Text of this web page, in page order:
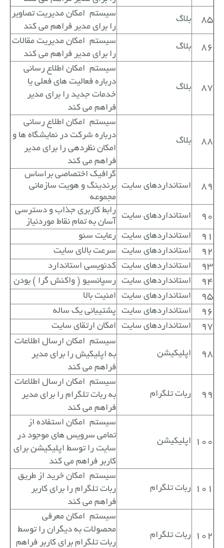
85 بلاگ
سیستم امکان مدیریت تصاویر
را برای مدیر فراهم می کند
86 بلاگ
سیستم امکان مدیریت مقالات
را برای مدیر فراهم می کند
87 بلاگ
سیستم امکان اطلاع رسانی
درباره فعالیت های فعلی یا
خدمات جدید را برای مدیر
فراهم می کند
88 بلاگ
سیستم امکان اطلاع رسانی
درباره شرکت در نمایشگاه ها و
امکان نظردهی را برای مدیر
فراهم می کند
89 استانداردهای سایت
گرافیک اختصاصی براساس
برندینگ و هویت سازمانی
مجموعه
90 استانداردهای سایت
رابط کاربری جذاب و دسترسی
آسان به تمام نقاط موردنیاز
91 استانداردهای سایت رعایت سئو
92 استانداردهای سایت سرعت بالای سایت
93 استانداردهای سایت کدنویسی استاندارد
94 استانداردهای سایت رسپانسیو ( واکنش گرا ) بودن
95 استانداردهای سایت امنیت بالا
96 استانداردهای سایت پشتیبانی یک ساله
97 استانداردهای سایت امکان ارتقای سایت
98 اپلیکیشن
سیستم امکان ارسال اطلاعات
به اپلیکیش را برای مدیر
فراهم می کند
99 ربات تلگرام
سیستم امکان ارسال اطلاعات
به ربات تلگرام را برای مدیر
فراهم می کند
100 اپلیکیشن
سیستم امکان استفاده از
تمامی سرویس های موجود در
سایت را توسط اپلیکیشن برای
کاربر فراهم می کند
101 ربات تلگرام
سیستم امکان خرید از طریق
ربات تلگرام را برای کاربر
فراهم می کند
102 ربات تلگرام
سیستم امکان معرفی
محصولات به دیگران را توسط
ربات تلگرام برای کاربر فراهم